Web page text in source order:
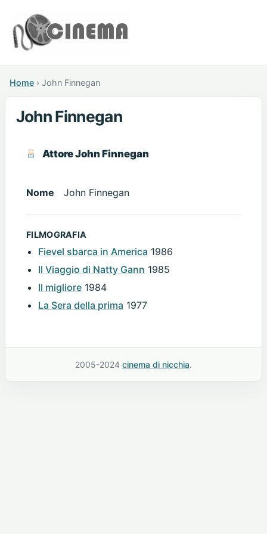
Home › John Finnegan
John Finnegan
Attore John Finnegan
Nome John Finnegan
FILMOGRAFIA
Fievel sbarca in America 1986
Il Viaggio di Natty Gann 1985
Il migliore 1984
La Sera della prima 1977
2005-2024 cinema di nicchia.